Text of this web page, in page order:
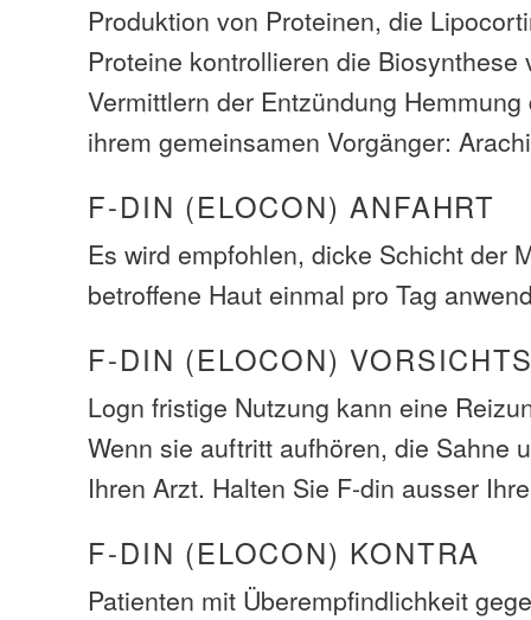
Produktion von Proteinen, die
Proteine ​​kontrollieren die Biosynthese
Vermittlern der Entzündung
ihrem gemeinsamen Vorgänger:
F-DIN (ELOCON) ANFAHRT
Es wird empfohlen, dicke Schicht der
betroffene Haut einmal pro Tag
F-DIN (ELOCON)
Logn fristige Nutzung kann eine
Wenn sie auftritt aufhören, die Sahne
Ihren Arzt. Halten Sie F-din ausser
F-DIN (ELOCON) KONTRA
Patienten mit Überempfindlichkeit